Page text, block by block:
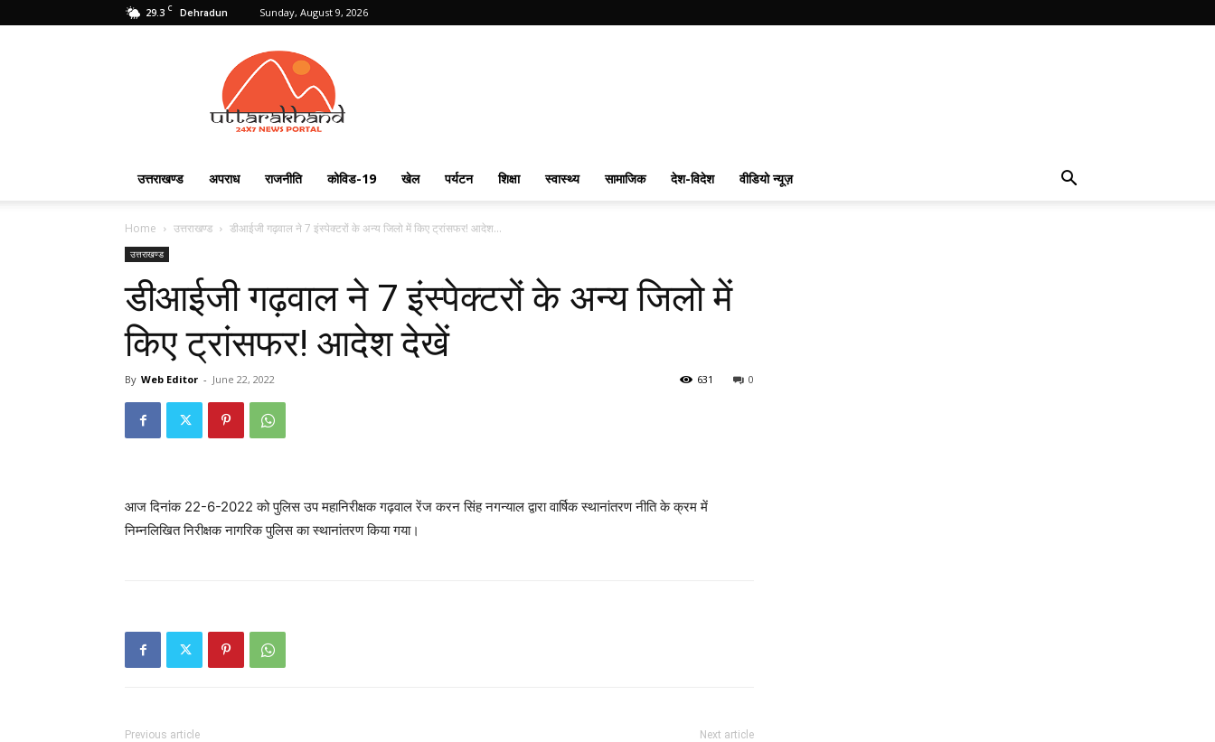
29.3 C Dehradun Sunday, August 9, 2026
Uttarakhand
24X7
उत्तराखण्ड अपराध राजनीति कोविड-19 खेल पर्यटन शिक्षा स्वास्थ्य सामाजिक देश-विदेश वीडियो न्यूज़
Home उत्तराखण्ड डीआईजी गढ़वाल ने 7 इंस्पेक्टरों के अन्य जिलो में किए ट्रांसफर! आदेश...
उत्तराखण्ड
डीआईजी गढ़वाल ने 7 इंस्पेक्टरों के अन्य जिलो में
किए ट्रांसफर! आदेश देखें
By Web Editor - June 22, 2022 0
631
आज दिनांक 22-6-2022 को पुलिस उप महानिरीक्षक गढ़वाल रेंज करन सिंह नगन्याल द्वारा वार्षिक स्थानांतरण नीति के क्रम में
निम्नलिखित निरीक्षक नागरिक पुलिस का स्थानांतरण किया गया।
Previous article Next article